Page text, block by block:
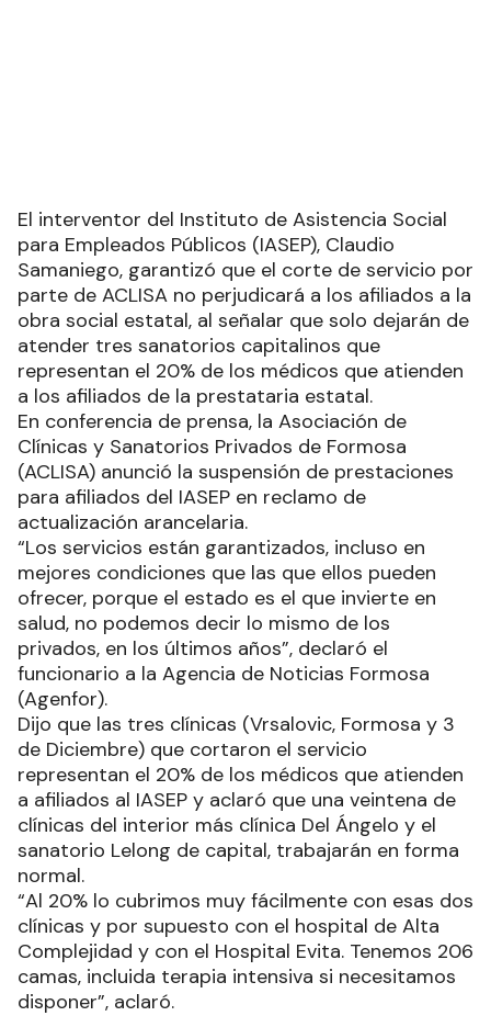
El interventor del Instituto de Asistencia Social
para Empleados Públicos (IASEP), Claudio
Samaniego, garantizó que el corte de servicio por
parte de ACLISA no perjudicará a los afiliados a la
obra social estatal, al señalar que solo dejarán de
atender tres sanatorios capitalinos que
representan el 20% de los médicos que atienden
a los afiliados de la prestataria estatal.
En conferencia de prensa, la Asociación de
Clínicas y Sanatorios Privados de Formosa
(ACLISA) anunció la suspensión de prestaciones
para afiliados del IASEP en reclamo de
actualización arancelaria.
“Los servicios están garantizados, incluso en
mejores condiciones que las que ellos pueden
ofrecer, porque el estado es el que invierte en
salud, no podemos decir lo mismo de los
privados, en los últimos años”, declaró el
funcionario a la Agencia de Noticias Formosa
(Agenfor).
Dijo que las tres clínicas (Vrsalovic, Formosa y 3
de Diciembre) que cortaron el servicio
representan el 20% de los médicos que atienden
a afiliados al IASEP y aclaró que una veintena de
clínicas del interior más clínica Del Ángelo y el
sanatorio Lelong de capital, trabajarán en forma
normal.
“Al 20% lo cubrimos muy fácilmente con esas dos
clínicas y por supuesto con el hospital de Alta
Complejidad y con el Hospital Evita. Tenemos 206
camas, incluida terapia intensiva si necesitamos
disponer”, aclaró.